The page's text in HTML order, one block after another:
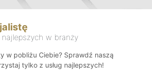
w branży
w pobliżu Ciebie? Sprawdź naszą
tylko z usług najlepszych!